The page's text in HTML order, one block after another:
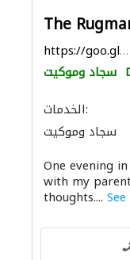
The
https://goo.gl/maps/QuDpBsKuAManvUQC6
سجاد وموكيت
الخدمات:
سجاد وموكيت
One evening
with my
thoughts....